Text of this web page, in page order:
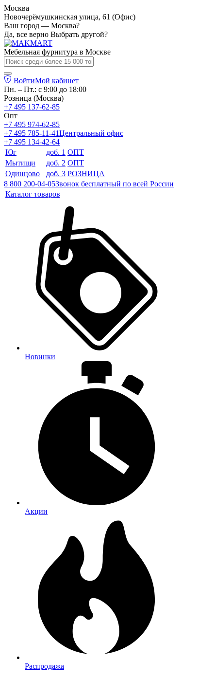
Москва
Новочерёмушкинская улица, 61 (Офис)
Ваш город — Москва?
Да, все верно Выбрать другой?
Мебельная фурнитура в Москве
ВойтиМой кабинет
Пн. – Пт.: с 9:00 до 18:00
Розница (Москва)
+7 495 137-62-85
Опт
+7 495 974-62-85
+7 495 785-11-41Центральный офис
+7 495 134-42-64
Юг
доб. 1 ОПТ
Мытищи
доб. 2 ОПТ
Одинцово
доб. 3 РОЗНИЦА
8 800 200-04-05Звонок бесплатный по всей России
Каталог товаров
Новинки
Акции
Распродажа